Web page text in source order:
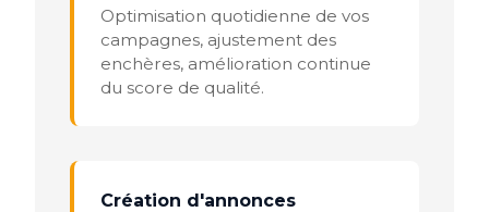
Optimisation quotidienne de vos
campagnes, ajustement des
enchères, amélioration continue
du score de qualité.
Création d'annonces